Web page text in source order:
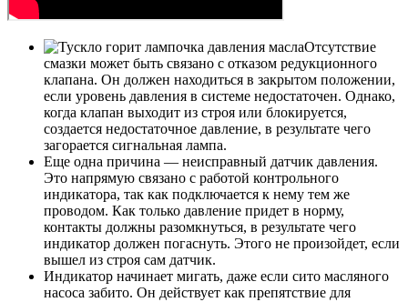
Отсутствие
смазки может быть связано с отказом редукционного
клапана. Он должен находиться в закрытом положении,
если уровень давления в системе недостаточен. Однако,
когда клапан выходит из строя или блокируется,
создается недостаточное давление, в результате чего
загорается сигнальная лампа.
Еще одна причина — неисправный датчик давления.
Это напрямую связано с работой контрольного
индикатора, так как подключается к нему тем же
проводом. Как только давление придет в норму,
контакты должны разомкнуться, в результате чего
индикатор должен погаснуть. Этого не произойдет, если
вышел из строя сам датчик.
Индикатор начинает мигать, даже если сито масляного
насоса забито. Он действует как препятствие для